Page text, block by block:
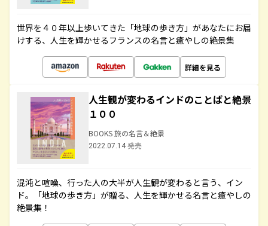
世界を４０年以上歩いてきた「地球の歩き方」があなたにお届
けする、人生を輝かせるフランスの名言と癒やしの絶景集
詳細を見る
人生観が変わるインドのことばと絶景
１００
BOOKS 旅の名言＆絶景
2022.07.14 発売
混沌と喧噪、行った人の大半が人生観が変わると言う、イン
ド。「地球の歩き方」が贈る、人生を輝かせる名言と癒やしの
絶景集！